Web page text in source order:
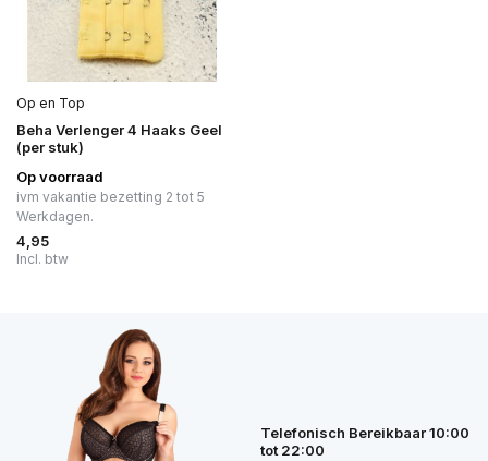
Op en Top
Beha Verlenger 4 Haaks Geel
(per stuk)
Op voorraad
ivm vakantie bezetting 2 tot 5
Werkdagen.
4,95
Incl. btw
Telefonisch Bereikbaar 10:00
tot 22:00